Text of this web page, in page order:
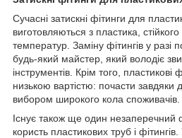
Сучасні затискні фітинги для
виготовляються з пластика,
температур. Заміну фітингів у разі
будь-який майстер, який володіє
інструментів. Крім того, пластикові
низькою вартістю: почасти завдяки
вибором широкого кола споживачів.
Існує також ще один незаперечний
користь пластикових труб і